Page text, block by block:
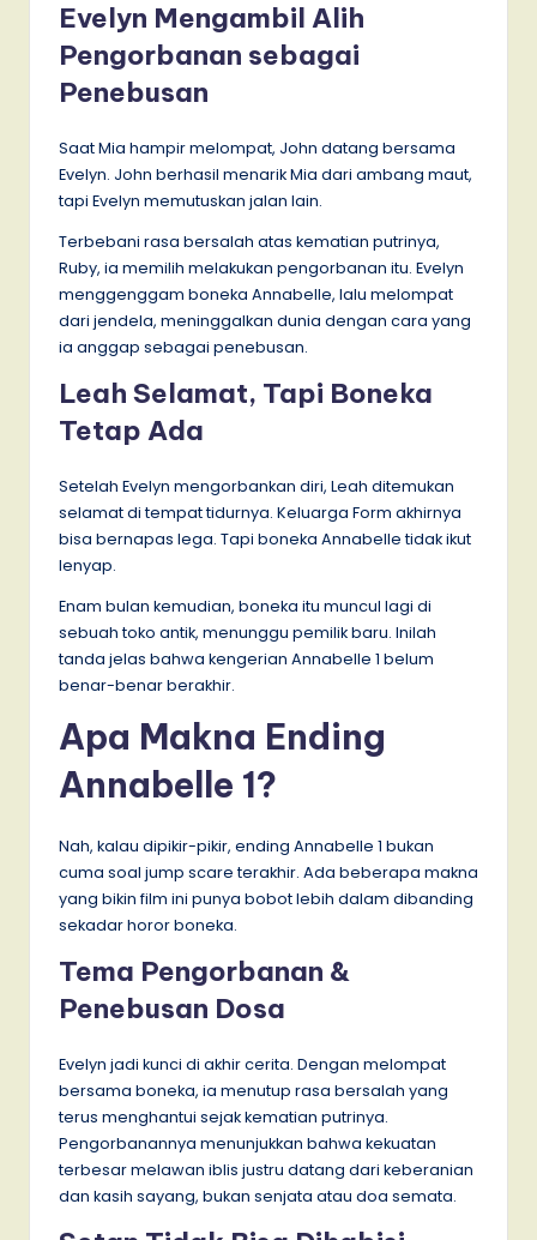
Evelyn Mengambil Alih
Pengorbanan sebagai
Penebusan
Saat Mia hampir melompat, John datang bersama
Evelyn. John berhasil menarik Mia dari ambang maut,
tapi Evelyn memutuskan jalan lain.
Terbebani rasa bersalah atas kematian putrinya,
Ruby, ia memilih melakukan pengorbanan itu. Evelyn
menggenggam boneka Annabelle, lalu melompat
dari jendela, meninggalkan dunia dengan cara yang
ia anggap sebagai penebusan.
Leah Selamat, Tapi Boneka
Tetap Ada
Setelah Evelyn mengorbankan diri, Leah ditemukan
selamat di tempat tidurnya. Keluarga Form akhirnya
bisa bernapas lega. Tapi boneka Annabelle tidak ikut
lenyap.
Enam bulan kemudian, boneka itu muncul lagi di
sebuah toko antik, menunggu pemilik baru. Inilah
tanda jelas bahwa kengerian Annabelle 1 belum
benar-benar berakhir.
Apa Makna Ending
Annabelle 1?
Nah, kalau dipikir-pikir, ending Annabelle 1 bukan
cuma soal jump scare terakhir. Ada beberapa makna
yang bikin film ini punya bobot lebih dalam dibanding
sekadar horor boneka.
Tema Pengorbanan &
Penebusan Dosa
Evelyn jadi kunci di akhir cerita. Dengan melompat
bersama boneka, ia menutup rasa bersalah yang
terus menghantui sejak kematian putrinya.
Pengorbanannya menunjukkan bahwa kekuatan
terbesar melawan iblis justru datang dari keberanian
dan kasih sayang, bukan senjata atau doa semata.